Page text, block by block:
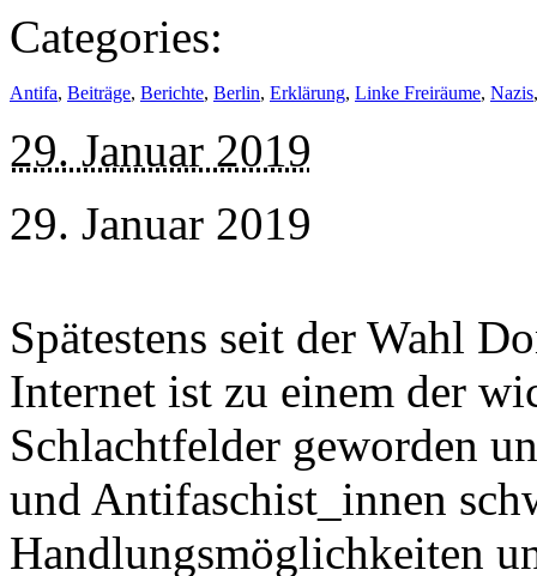
Categories:
Antifa, Beiträge, Berichte, Berlin, Erklärung, Linke Freiräume, Nazis
29. Januar 2019
29. Januar 2019
Spätestens seit der Wahl
Internet ist zu einem der
Schlachtfelder geworden
und Antifaschist_innen
Handlungsmöglichkeiten